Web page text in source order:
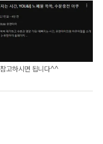
고하시면 됩니다^^